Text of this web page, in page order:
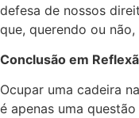
defesa de nossos
que, querendo ou
Conclusão em
Ocupar uma cadeira
é apenas uma